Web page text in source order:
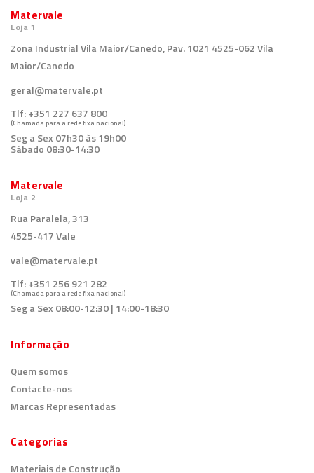
Matervale
Loja 1
Zona Industrial Vila Maior/Canedo, Pav. 1021 4525-062 Vila
Maior/Canedo
geral@matervale.pt
Tlf:+351 227 637 800
(Chamada para a rede fixa nacional)
Seg a Sex 07h30 às 19h00
Sábado 08:30-14:30
Matervale
Loja 2
Rua Paralela, 313
4525-417 Vale
vale@matervale.pt
Tlf:+351 256 921 282
(Chamada para a rede fixa nacional)
Seg a Sex 08:00-12:30 | 14:00-18:30
Informação
Quem somos
Contacte-nos
Marcas Representadas
Categorias
Materiais de Construção